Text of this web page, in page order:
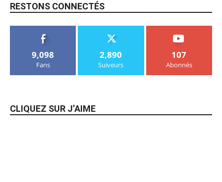
RESTONS CONNECTÉS
9,098
Fans
2,890
Suiveurs
107
Abonnés
CLIQUEZ SUR J’AIME